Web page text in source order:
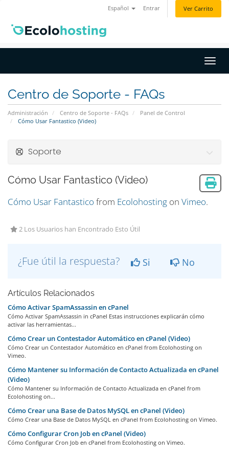
Español Entrar Ver Carrito
Centro de Soporte - FAQs
Administración Centro de Soporte - FAQs
Panel de Control
Cómo Usar Fantastico (Video)
Soporte
Cómo Usar Fantastico (Video)
Cómo Usar Fantastico from Ecolohosting on Vimeo.
2 Los Usuarios han Encontrado Esto Útil
¿Fue útil la respuesta? Si No
Artículos Relacionados
Cómo Activar SpamAssassin en cPanel
Cómo Activar SpamAssassin in cPanel Estas instrucciones explicarán cómo
activar las herramientas...
Cómo Crear un Contestador Automático en cPanel (Video)
Cómo Crear un Contestador Automático en cPanel from Ecolohosting on
Vimeo.
Cómo Mantener su Información de Contacto Actualizada en cPanel
(Video)
Cómo Mantener su Información de Contacto Actualizada en cPanel from
Ecolohosting on...
Cómo Crear una Base de Datos MySQL en cPanel (Video)
Cómo Crear una Base de Datos MySQL en cPanel from Ecolohosting on Vimeo.
Cómo Configurar Cron Job en cPanel (Video)
Cómo Configurar Cron Job en cPanel from Ecolohosting on Vimeo.